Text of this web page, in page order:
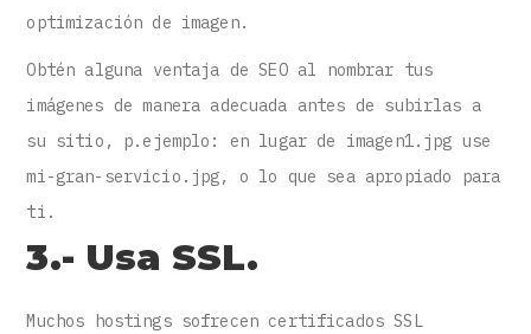
optimización de imagen.
Obtén alguna ventaja de SEO al nombrar tus
imágenes de manera adecuada antes de subirlas a
su sitio, p.ejemplo: en lugar de imagen1.jpg use
mi-gran-servicio.jpg, o lo que sea apropiado para
ti.
3.- Usa SSL.
Muchos hostings sofrecen certificados SSL